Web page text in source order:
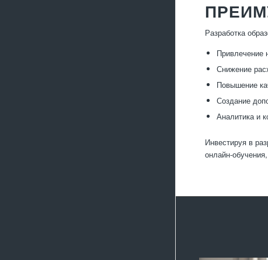
Разработка
Привлечение
Снижение
Повышение
Создание
Аналитика и
Инвестируя в
онлайн-